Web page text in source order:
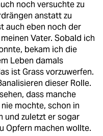
noch versuchte zu
anstatt zu
auch eben noch der
Vater. Sobald ich
bekam ich die
Leben damals
ist Grass vorzuwerfen.
dieser Rolle.
dass manche
mochte, schon in
und zuletzt er sogar
Opfern machen wollte.